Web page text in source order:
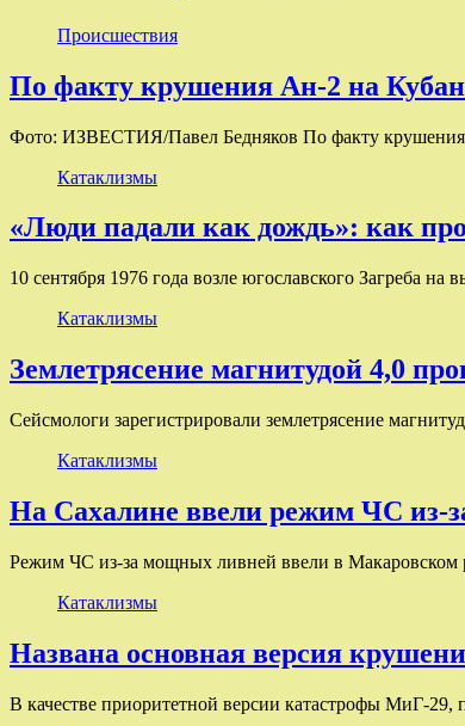
Происшествия
По факту крушения Ан-2 на
Фото: ИЗВЕСТИЯ/Павел Бедняков По факту крушения
Катаклизмы
«Люди падали как дождь»: как
10 сентября 1976 года возле югославского Загреба
Катаклизмы
Землетрясение магнитудой 4,0
Сейсмологи зарегистрировали землетрясение
Катаклизмы
На Сахалине ввели режим ЧС из-
Режим ЧС из-за мощных ливней ввели в
Катаклизмы
Названа основная версия
В качестве приоритетной версии катастрофы МиГ-